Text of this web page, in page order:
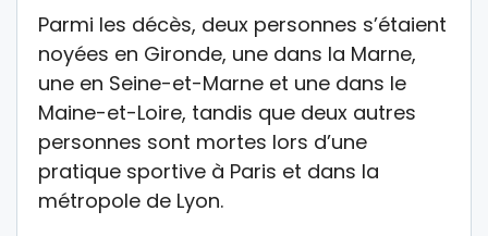
Parmi les décès, deux personnes s’étaient
noyées en Gironde, une dans la Marne,
une en Seine-et-Marne et une dans le
Maine-et-Loire, tandis que deux autres
personnes sont mortes lors d’une
pratique sportive à Paris et dans la
métropole de Lyon.